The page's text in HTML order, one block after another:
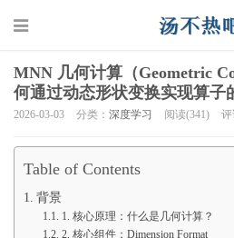
MNN 几何计算（Geometric
何通过动态形状变换实现算子
2026-03-03 分类： 深度学习 阅读(341) 评
Table of Contents
背景
1. 核心原理：什么是几何计算？
2. 核心组件：Dimension Format